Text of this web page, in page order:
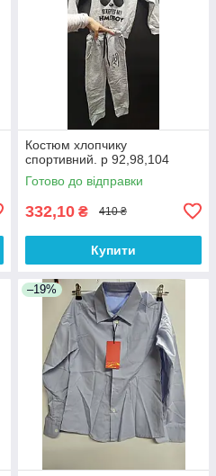
Костюм хлопчику
спортивний. р 92,98,104
Готово до відправки
332,10 ₴ 410 ₴
Купити
–19%